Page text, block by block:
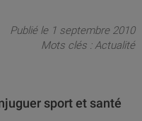
Publié le 1 septembre 2010
Mots clés :Actualité
sport et santé